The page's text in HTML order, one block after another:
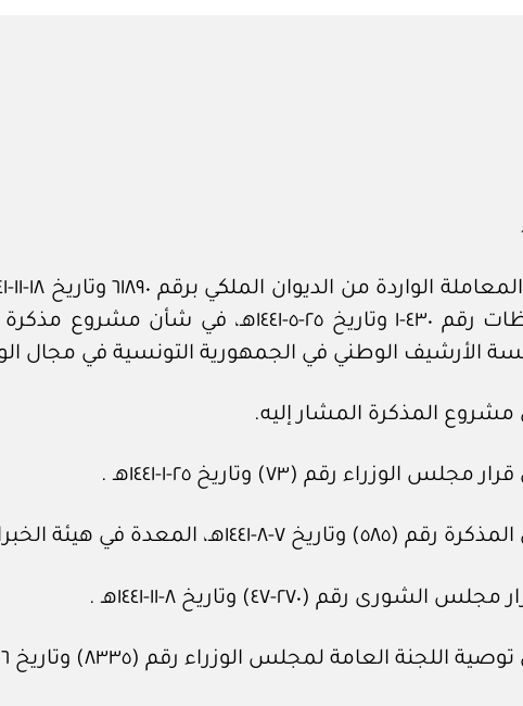
للوثائق والمحفوظات رقم ٤٣٠-١ وتاريخ
الأرشيف الوطني في الجمهورية التونسية في مجال
مشروع المذكرة المشار إليه.
الوزراء رقم (٧٣) وتاريخ ٢٥-١-١٤٤١هـ .
المعدة في هيئة الخبراء بمجلس الوزراء.
رقم (٢٧٠-٤٧) وتاريخ ٨-١١-١٤٤١هـ .
العامة لمجلس الوزراء رقم (٨٣٣٥) وتاريخ ١٦-١٢-١٤٤١هـ .